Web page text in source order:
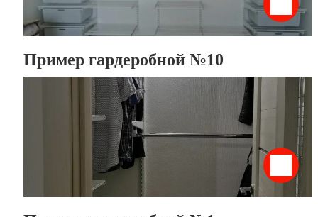
Пример гардеробной №10